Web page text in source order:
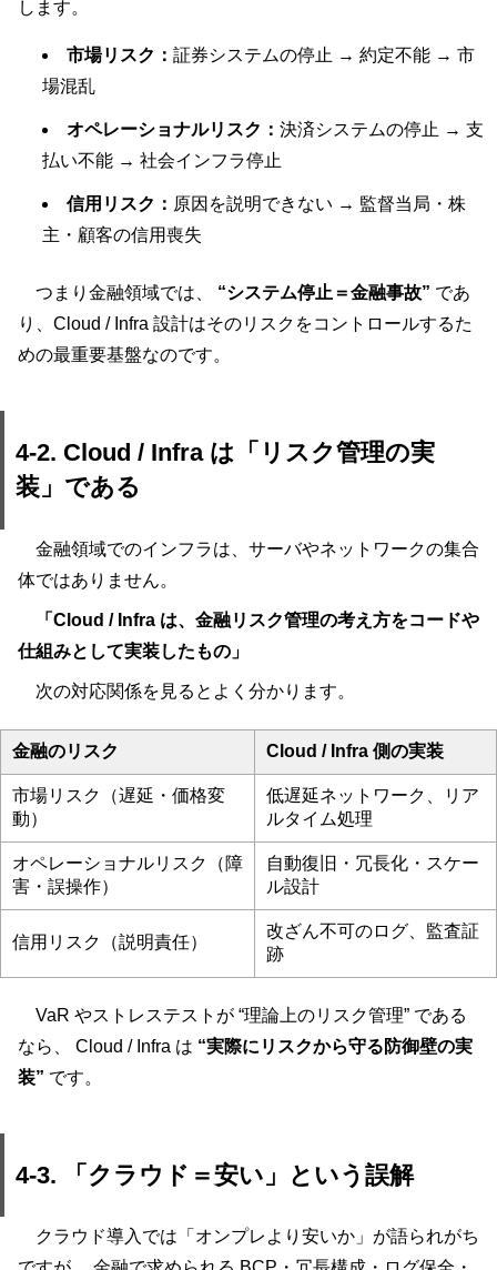
します。
市場リスク：証券システムの停止 → 約定不能 → 市
場混乱
オペレーショナルリスク：決済システムの停止 → 支
払い不能 → 社会インフラ停止
信用リスク： 原因を説明できない → 監督当局・株
主・顧客の信用喪失
つまり金融領域では、 “システム停止＝金融事故” であ
り、Cloud / Infra 設計はそのリスクをコントロールするた
めの最重要基盤なのです。
4-2. Cloud / Infra は「リスク管理の実
装」である
金融領域でのインフラは、サーバやネットワークの集合
体ではありません。
「Cloud / Infra は、金融リスク管理の考え方をコードや
仕組みとして実装したもの」
次の対応関係を見るとよく分かります。
金融のリスク Cloud / Infra 側の実装
市場リスク（遅延・価格変
動）
低遅延ネットワーク、リア
ルタイム処理
オペレーショナルリスク（障
害・誤操作）
自動復旧・冗長化・スケー
ル設計
信用リスク（説明責任）
改ざん不可のログ、監査証
跡
VaR やストレステストが “理論上のリスク管理” である
なら、 Cloud / Infra は “実際にリスクから守る防御壁の実
装” です。
4-3. 「クラウド＝安い」という誤解
クラウド導入では「オンプレより安いか」が語られがち